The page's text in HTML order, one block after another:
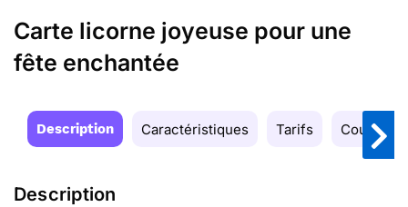
Carte licorne joyeuse pour une
fête enchantée
Description Caractéristiques Tarifs Couleurs
Description